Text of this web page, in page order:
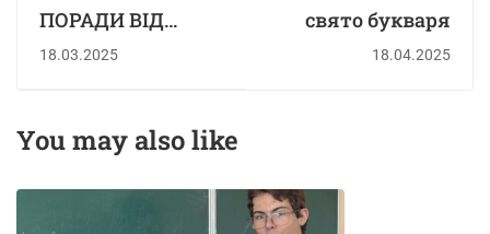
ПОРАДИ ВІД
ПСИХОЛОГА
18.03.2025
свято букваря
18.04.2025
You may also like